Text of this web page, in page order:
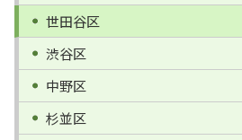
世田谷区
渋谷区
中野区
杉並区